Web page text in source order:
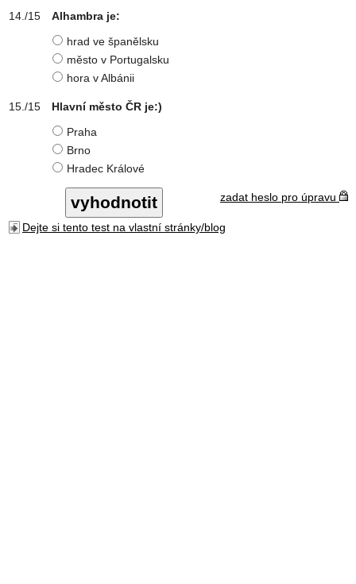
Alhambra je:
hrad ve španělsku
město v Portugalsku
hora v Albánii
Hlavní město ČR je:)
Praha
Brno
Hradec Králové
zadat heslo pro úpravu
Dejte si tento test na vlastní stránky/blog